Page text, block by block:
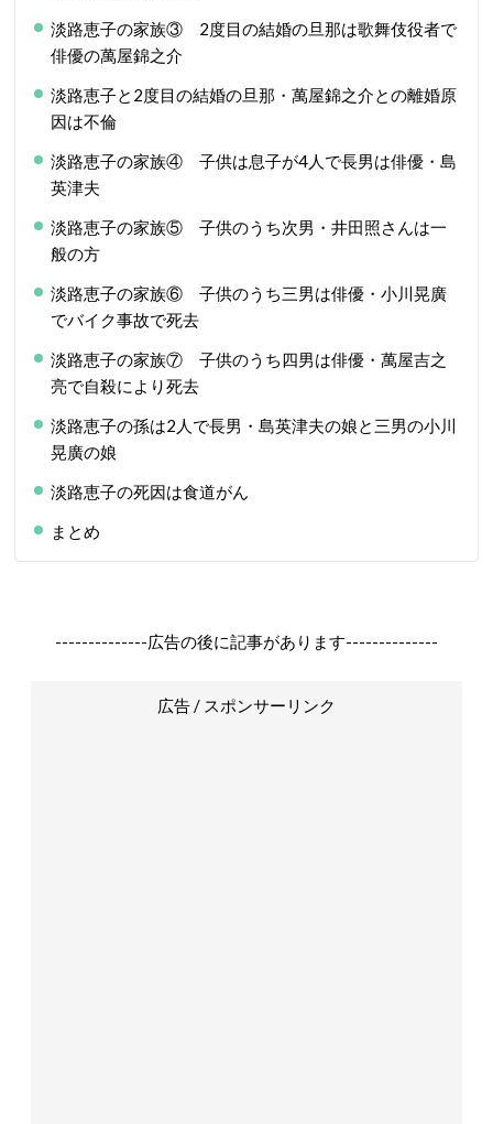
淡路恵子の家族③ 2度目の結婚の旦那は歌舞伎役者で
俳優の萬屋錦之介
淡路恵子と2度目の結婚の旦那・萬屋錦之介との離婚原
因は不倫
淡路恵子の家族④ 子供は息子が4人で長男は俳優・島
英津夫
淡路恵子の家族⑤ 子供のうち次男・井田照さんは一
般の方
淡路恵子の家族⑥ 子供のうち三男は俳優・小川晃廣
でバイク事故で死去
淡路恵子の家族⑦ 子供のうち四男は俳優・萬屋吉之
亮で自殺により死去
淡路恵子の孫は2人で長男・島英津夫の娘と三男の小川
晃廣の娘
淡路恵子の死因は食道がん
まとめ
--------------広告の後に記事があります--------------
広告 / スポンサーリンク